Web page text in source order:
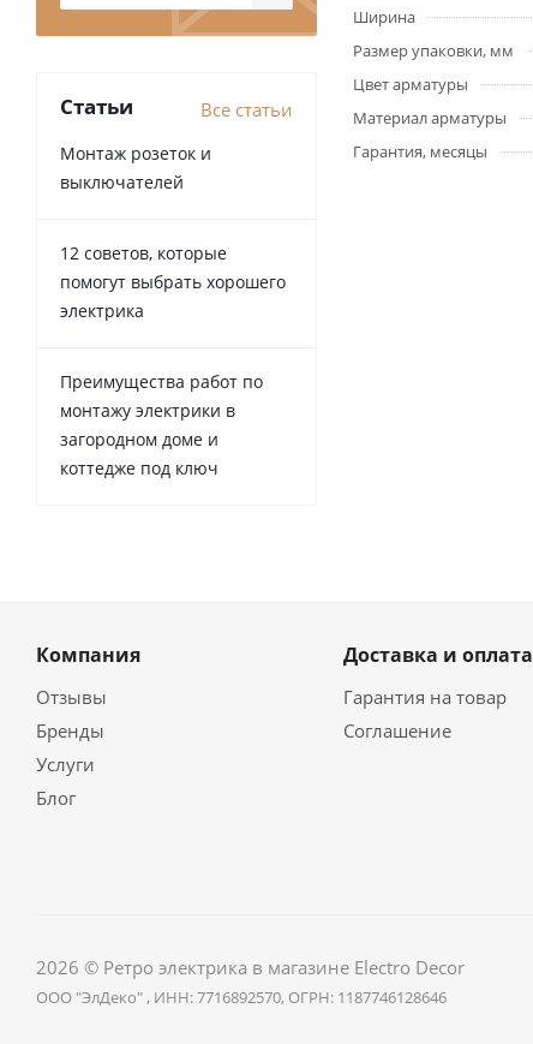
Ширина
Размер упаковки, мм
Цвет арматуры
Материал арматуры
Гарантия, месяцы
Статьи Все статьи
Монтаж розеток и
выключателей
12 советов, которые
помогут выбрать хорошего
электрика
Преимущества работ по
монтажу электрики в
загородном доме и
коттедже под ключ
Компания
Отзывы
Бренды
Услуги
Блог
Доставка и оплата
Гарантия на товар
Соглашение
2026 © Ретро электрика в магазине Electro Decor
ООО "ЭлДеко" , ИНН: 7716892570, ОГРН: 1187746128646